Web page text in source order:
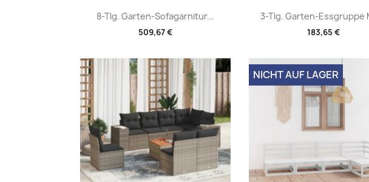
8-Tlg. Garten-Sofagarnitur...
509,67 €
3-Tlg. Garten-Essgruppe
183,65 €
NICHT AUF LAGER